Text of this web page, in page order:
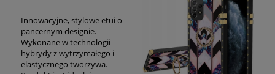
Innowacyjne, stylowe etui o
pancernym designie.
Wykonane w technologii
hybrydy z wytrzymałego i
elastycznego tworzywa.